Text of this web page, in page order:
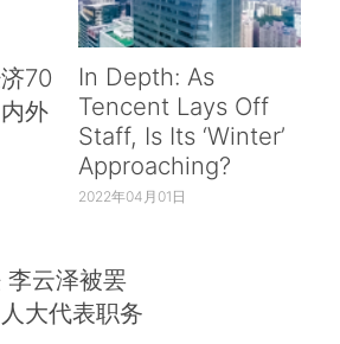
70
外
In Depth: As
Tencent Lays Off
Staff, Is Its ‘Winter’
Approaching?
2022年04月01日
李云泽被罢
大代表职务